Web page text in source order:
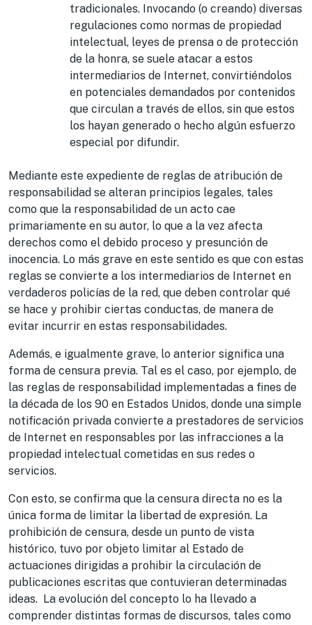
tradicionales. Invocando (o creando) diversas
regulaciones como normas de propiedad
intelectual, leyes de prensa o de protección
de la honra, se suele atacar a estos
intermediarios de Internet, convirtiéndolos
en potenciales demandados por contenidos
que circulan a través de ellos, sin que estos
los hayan generado o hecho algún esfuerzo
especial por difundir.
Mediante este expediente de reglas de atribución de
responsabilidad se alteran principios legales, tales
como que la responsabilidad de un acto cae
primariamente en su autor, lo que a la vez afecta
derechos como el debido proceso y presunción de
inocencia. Lo más grave en este sentido es que con estas
reglas se convierte a los intermediarios de Internet en
verdaderos policías de la red, que deben controlar qué
se hace y prohibir ciertas conductas, de manera de
evitar incurrir en estas responsabilidades.
Además, e igualmente grave, lo anterior significa una
forma de censura previa. Tal es el caso, por ejemplo, de
las reglas de responsabilidad implementadas a fines de
la década de los 90 en Estados Unidos, donde una simple
notificación privada convierte a prestadores de servicios
de Internet en responsables por las infracciones a la
propiedad intelectual cometidas en sus redes o
servicios.
Con esto, se confirma que la censura directa no es la
única forma de limitar la libertad de expresión. La
prohibición de censura, desde un punto de vista
histórico, tuvo por objeto limitar al Estado de
actuaciones dirigidas a prohibir la circulación de
publicaciones escritas que contuvieran determinadas
ideas. La evolución del concepto lo ha llevado a
comprender distintas formas de discursos, tales como